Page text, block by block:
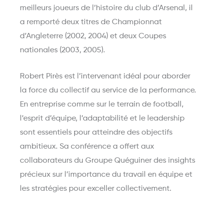
meilleurs joueurs de l’histoire du club d’Arsenal, il
a remporté deux titres de Championnat
d’Angleterre (2002, 2004) et deux Coupes
nationales (2003, 2005).
Robert Pirès est l’intervenant idéal pour aborder
la force du collectif au service de la performance.
En entreprise comme sur le terrain de football,
l’esprit d’équipe, l’adaptabilité et le leadership
sont essentiels pour atteindre des objectifs
ambitieux. Sa conférence a offert aux
collaborateurs du Groupe Quéguiner des insights
précieux sur l’importance du travail en équipe et
les stratégies pour exceller collectivement.